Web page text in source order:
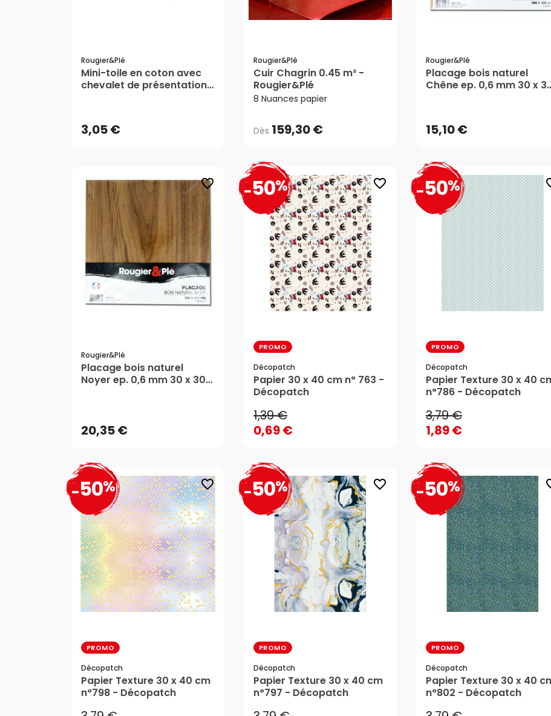
Rougier&plé
Mini-toile en coton avec
chevalet de présentation
3,05 €
3,05 €
Rougier&plé
Cuir Chagrin 0.45 m² -
Rougier&Plé
8 Nuances papier
Dès 159,30 €
Dès159,30 €
Rougier&plé
Placage bois naturel
Chêne ep. 0,6 mm 30 x
15,10 €
15,10 €
AJOUTER AU PANIER
favorite_border
Rougier&plé
Placage bois naturel
Noyer ep. 0,6 mm 30 x 30
20,35 €AJOUTER AU PANIER
favorite_border
-50%
PROMO
Décopatch
Papier 30 x 40 cm n° 763 -
Décopatch
1,39 €
0,69 €
1,39 €
0,69 €
-50%
PROMO
Décopatch
Papier Texture 30 x 40
n°786 - Décopatch
3,79 €
1,89 €
3,79 €
1,89 €
favorite_border
-50%
PROMO
Décopatch
Papier Texture 30 x 40 cm
n°798 - Décopatch
3,79 €
1,89 €
favorite_border
-50%
PROMO
Décopatch
Papier Texture 30 x 40 cm
n°797 - Décopatch
3,79 €
1,89 €
-50%
PROMO
Décopatch
Papier Texture 30 x 40
n°802 - Décopatch
3,79 €
1,89 €